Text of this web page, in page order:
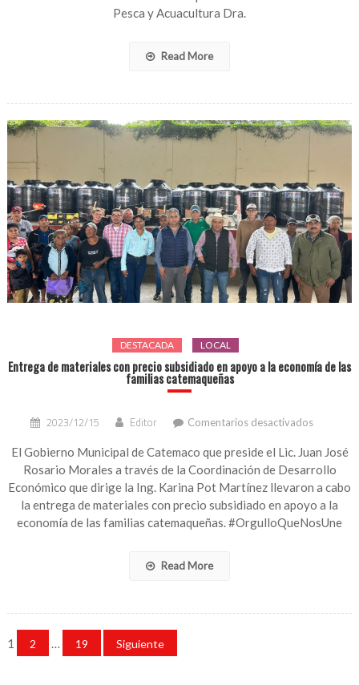
Pesca y Acuacultura Dra.
Read More
DESTACADA LOCAL
Entrega de materiales con precio subsidiado en apoyo a la economía de las
familias catemaqueñas
2023/12/15 Editor Comentarios desactivadosen
de
precio
en
las
El Gobierno Municipal de Catemaco que preside el Lic. Juan José
Rosario Morales a través de la Coordinación de Desarrollo
Económico que dirige la Ing. Karina Pot Martínez llevaron a cabo
la entrega de materiales con precio subsidiado en apoyo a la
economía de las familias catemaqueñas. #OrgulloQueNosUne
Read More
Paginación
de
entradas
1 2 … 19 Siguiente